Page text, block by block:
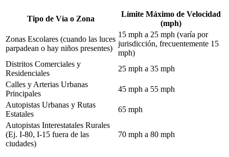
Tipo de Vía o Zona
Límite Máximo de Velocidad
(mph)
Zonas Escolares (cuando las luces
parpadean o hay niños presentes)
15 mph a 25 mph (varía por
jurisdicción, frecuentemente 15
mph)
Distritos Comerciales y
Residenciales
25 mph a 35 mph
Calles y Arterias Urbanas
Principales
45 mph a 55 mph
Autopistas Urbanas y Rutas
Estatales
65 mph
Autopistas Interestatales Rurales
(Ej. I-80, I-15 fuera de las
ciudades)
70 mph a 80 mph